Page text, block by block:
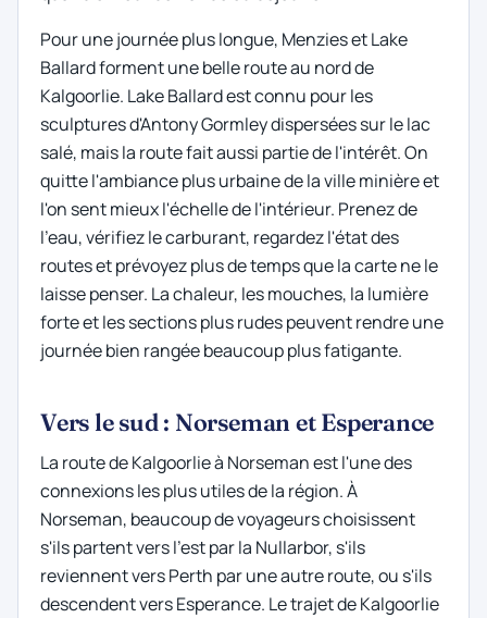
Pour une journée plus longue, Menzies et Lake
Ballard forment une belle route au nord de
Kalgoorlie. Lake Ballard est connu pour les
sculptures d'Antony Gormley dispersées sur le lac
salé, mais la route fait aussi partie de l'intérêt. On
quitte l'ambiance plus urbaine de la ville minière et
l'on sent mieux l'échelle de l'intérieur. Prenez de
l'eau, vérifiez le carburant, regardez l'état des
routes et prévoyez plus de temps que la carte ne le
laisse penser. La chaleur, les mouches, la lumière
forte et les sections plus rudes peuvent rendre une
journée bien rangée beaucoup plus fatigante.
Vers le sud : Norseman et Esperance
La route de Kalgoorlie à Norseman est l'une des
connexions les plus utiles de la région. À
Norseman, beaucoup de voyageurs choisissent
s'ils partent vers l'est par la Nullarbor, s'ils
reviennent vers Perth par une autre route, ou s'ils
descendent vers Esperance. Le trajet de Kalgoorlie